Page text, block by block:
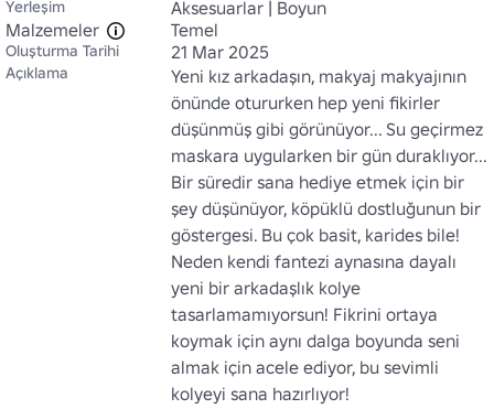
Yerleşim
Aksesuarlar | Boyun
Malzemeler
Temel
Oluşturma Tarihi 21 Mar 2025
Açıklama
Yeni kız arkadaşın, makyaj makyajının
önünde otururken hep yeni fikirler
düşünmüş gibi görünüyor... Su geçirmez
maskara uygularken bir gün duraklıyor...
Bir süredir sana hediye etmek için bir
şey düşünüyor, köpüklü dostluğunun bir
göstergesi. Bu çok basit, karides bile!
Neden kendi fantezi aynasına dayalı
yeni bir arkadaşlık kolye
tasarlamamıyorsun! Fikrini ortaya
koymak için aynı dalga boyunda seni
almak için acele ediyor, bu sevimli
kolyeyi sana hazırlıyor!